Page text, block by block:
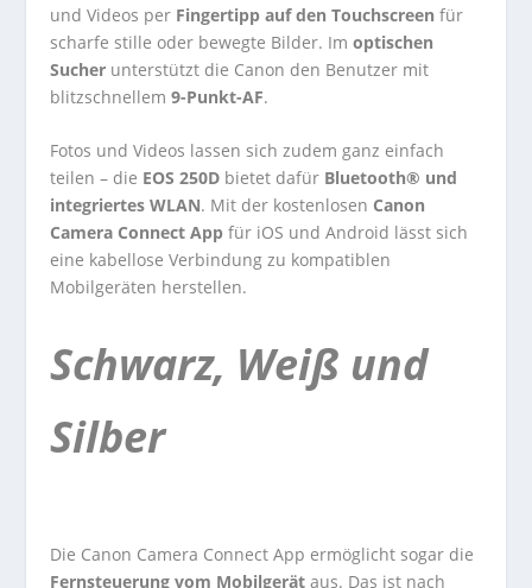
und Videos per Fingertipp auf den Touchscreenfür
scharfe stille oder bewegte Bilder. Imoptischen
Sucher unterstützt die Canon den Benutzer mit
blitzschnellem 9-Punkt-AF.
Fotos und Videos lassen sich zudem ganz einfach
teilen – die EOS 250D bietet dafür Bluetooth® und
integriertes WLAN. Mit der kostenlosen Canon
Camera Connect Appfür iOS und Android lässt sich
eine kabellose Verbindung zu kompatiblen
Mobilgeräten herstellen.
Schwarz, Weiß und
Silber
Die Canon Camera Connect App ermöglicht sogar die
Fernsteuerung vom Mobilgerät aus. Das ist nach